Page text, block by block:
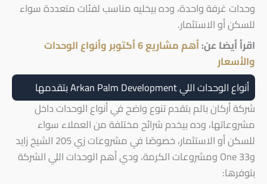
وحدات غرفة واحدة، وده بيخليه مناسب لفئات متعددة سواء
للسكن أو الاستثمار.
اقرأ أيضا عن:
أهم مشاريع 6 أكتوبر وأنواع الوحدات
والأسعار
أنواع الوحدات اللي Arkan Palm Development بتقدمها
شركة أركان بالم بتقدم تنوع واضح في أنواع الوحدات داخل
مشروعاتها، وده بيخدم شرائح مختلفة من العملاء سواء
للسكن أو الاستثمار، خصوصًا في مشروعات زي 205 الشيخ زايد
وOne 33 ومشروعات الكرمة، ودي أهم الوحدات اللي الشركة
بتوفرها: